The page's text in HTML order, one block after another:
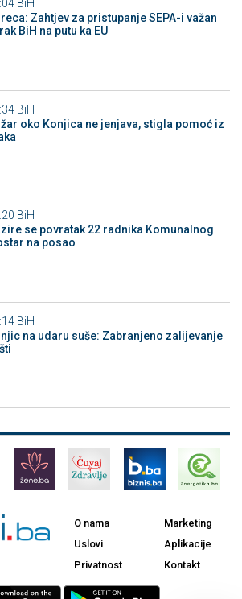
BiH
Zahtjev za pristupanje SEPA-i važan
BiH na putu ka EU
BiH
oko Konjica ne jenjava, stigla pomoć iz
BiH
se povratak 22 radnika Komunalnog
na posao
BiH
na udaru suše: Zabranjeno zalijevanje
O nama
Uslovi
Privatnost
Marketing
Aplikacije
Kontakt